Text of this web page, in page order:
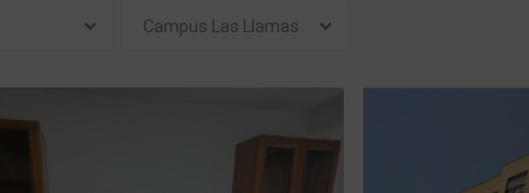
Campus Las Llamas